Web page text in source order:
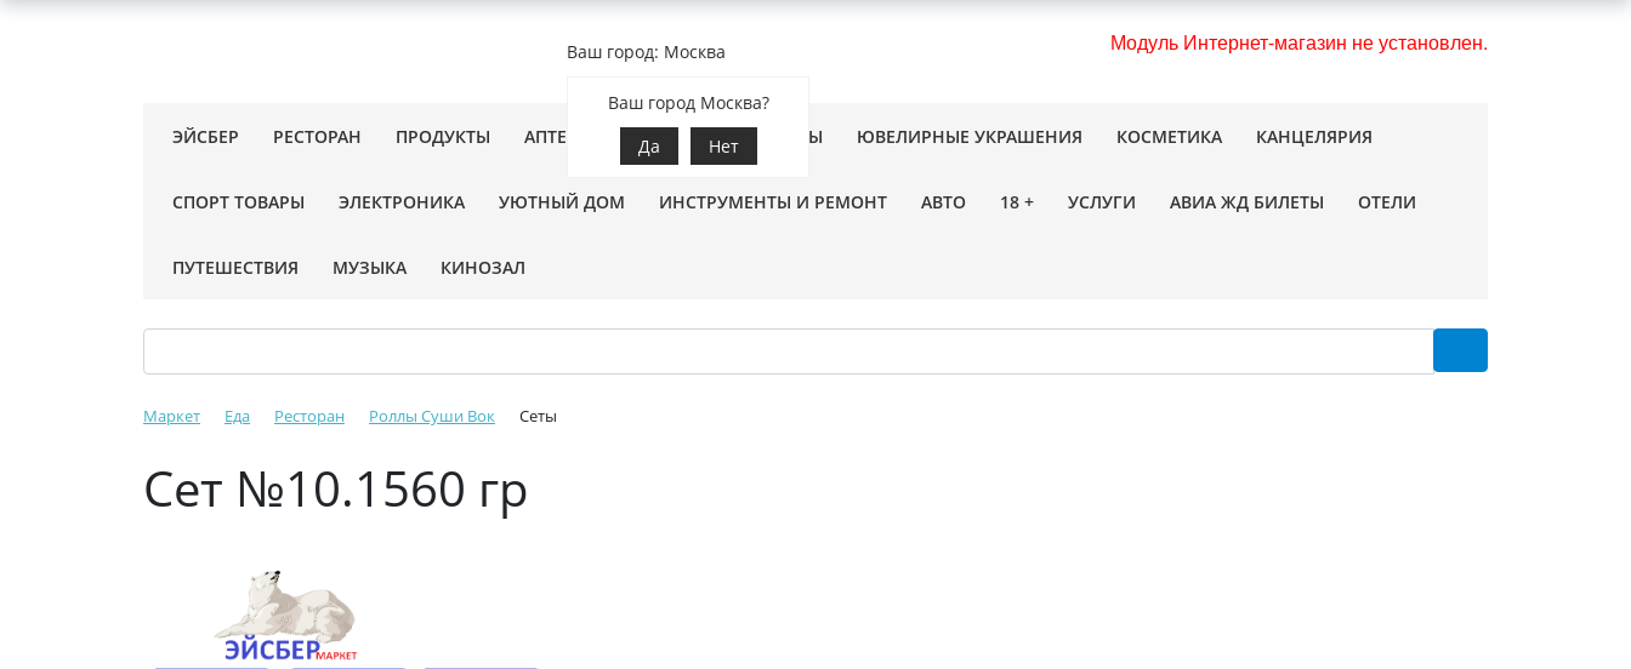
Модуль Интернет-магазин не установлен.
Ваш город: Москва
Ваш город Москва?
Да
Нет
ЭЙСБЕР РЕСТОРАН ПРОДУКТЫ АПТЕКА ЗООТОВАРЫ ЦВЕТЫ ЮВЕЛИРНЫЕ УКРАШЕНИЯ КОСМЕТИКА КАНЦЕЛЯРИЯ
СПОРТ ТОВАРЫ ЭЛЕКТРОНИКА УЮТНЫЙ ДОМ ИНСТРУМЕНТЫ И РЕМОНТ АВТО 18 + УСЛУГИ АВИА ЖД БИЛЕТЫ ОТЕЛИ
ПУТЕШЕСТВИЯ МУЗЫКА КИНОЗАЛ
Маркет Еда Ресторан Роллы Суши Вок Сеты
Сет №10.1560 гр